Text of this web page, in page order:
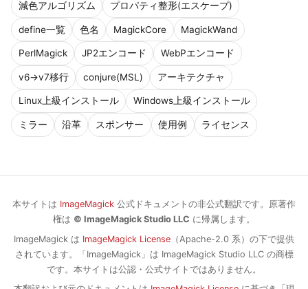
減色アルゴリズム プロパティ整形(エスケープ)
define一覧 色名 MagickCore MagickWand
PerlMagick JP2エンコード WebPエンコード
v6→v7移行 conjure(MSL) アーキテクチャ
Linux上級インストール Windows上級インストール
ミラー 沿革 スポンサー 使用例 ライセンス
本サイトは ImageMagick 公式ドキュメントの非公式翻訳です。原著作
権は © ImageMagick Studio LLC に帰属します。
ImageMagick は ImageMagick License （Apache-2.0 系）の下で提供
されています。「ImageMagick」は ImageMagick Studio LLC の商標
です。本サイトは公認・公式サイトではありません。